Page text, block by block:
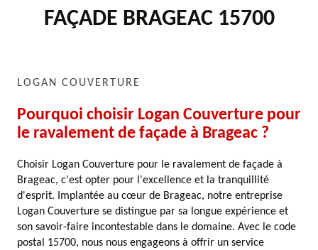
FAÇADE BRAGEAC 15700
LOGAN COUVERTURE
Pourquoi choisir Logan Couverture pour
le ravalement de façade à Brageac ?
Choisir Logan Couverture pour le ravalement de façade à
Brageac, c'est opter pour l'excellence et la tranquillité
d'esprit. Implantée au cœur de Brageac, notre entreprise
Logan Couverture se distingue par sa longue expérience et
son savoir-faire incontestable dans le domaine. Avec le code
postal 15700, nous nous engageons à offrir un service